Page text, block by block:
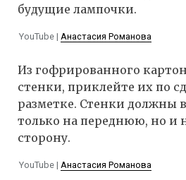
будущие лампочки.
YouTube | Анастасия Романова
Из гофрированного
стенки, приклейте их по
разметке. Стенки должны
только на переднюю, но и
сторону.
YouTube | Анастасия Романова